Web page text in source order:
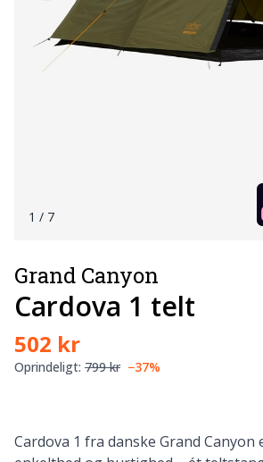
1 / 7
Grand Canyon
Cardova 1 telt
502 kr
Oprindeligt: 799 kr −37%
Cardova 1 fra danske Grand Canyon